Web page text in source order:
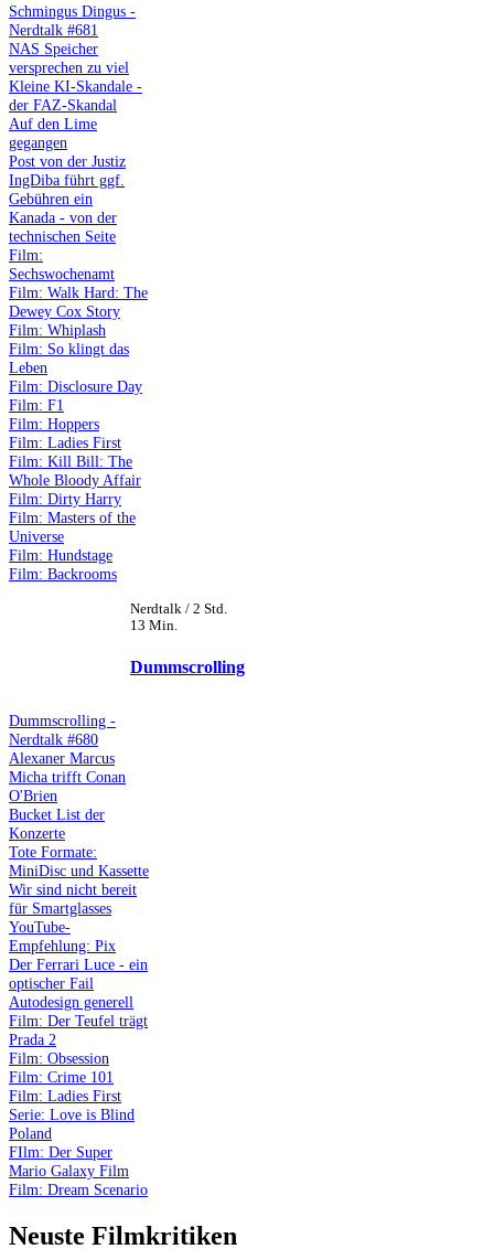
Schmingus Dingus -
Nerdtalk #681
NAS Speicher
versprechen zu viel
Kleine KI-Skandale -
der FAZ-Skandal
Auf den Lime
gegangen
Post von der Justiz
IngDiba führt ggf.
Gebühren ein
Kanada - von der
technischen Seite
Film:
Sechswochenamt
Film: Walk Hard: The
Dewey Cox Story
Film: Whiplash
Film: So klingt das
Leben
Film: Disclosure Day
Film: F1
Film: Hoppers
Film: Ladies First
Film: Kill Bill: The
Whole Bloody Affair
Film: Dirty Harry
Film: Masters of the
Universe
Film: Hundstage
Film: Backrooms
Nerdtalk / 2 Std.
13 Min.
Dummscrolling
Dummscrolling -
Nerdtalk #680
Alexaner Marcus
Micha trifft Conan
O'Brien
Bucket List der
Konzerte
Tote Formate:
MiniDisc und Kassette
Wir sind nicht bereit
für Smartglasses
YouTube-
Empfehlung: Pix
Der Ferrari Luce - ein
optischer Fail
Autodesign generell
Film: Der Teufel trägt
Prada 2
Film: Obsession
Film: Crime 101
Film: Ladies First
Serie: Love is Blind
Poland
FIlm: Der Super
Mario Galaxy Film
Film: Dream Scenario
Neuste Filmkritiken